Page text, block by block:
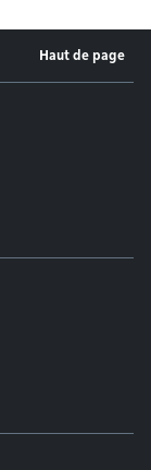
Haut de page